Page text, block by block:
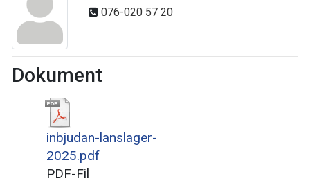
076-020 57 20
Dokument
inbjudan-lanslager-
2025.pdf
PDF-Fil